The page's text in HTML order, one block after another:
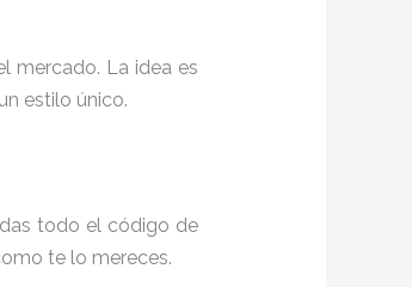
mercado. La idea es
estilo único.
todo el código de
te lo mereces.